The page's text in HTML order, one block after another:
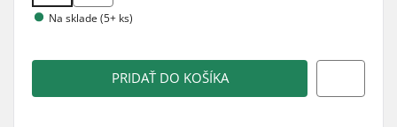
Na sklade (5+ ks)
PRIDAŤ DO KOŠÍKA